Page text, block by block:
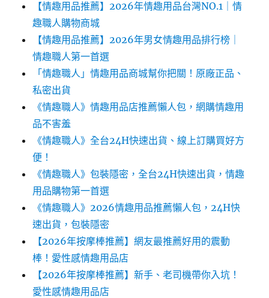
【情趣用品推薦】2026年情趣用品台灣NO.1｜情
趣職人購物商城
【情趣用品推薦】2026年男女情趣用品排行榜｜
情趣職人第一首選
「情趣職人」情趣用品商城幫你把關！原廠正品、
私密出貨
《情趣職人》情趣用品店推薦懶人包，網購情趣用
品不害羞
《情趣職人》全台24H快速出貨、線上訂購買好方
便！
《情趣職人》包裝隱密，全台24H快速出貨，情趣
用品購物第一首選
《情趣職人》2026情趣用品推薦懶人包，24H快
速出貨，包裝隱密
【2026年按摩棒推薦】網友最推薦好用的震動
棒！愛性感情趣用品店
【2026年按摩棒推薦】新手、老司機帶你入坑！
愛性感情趣用品店